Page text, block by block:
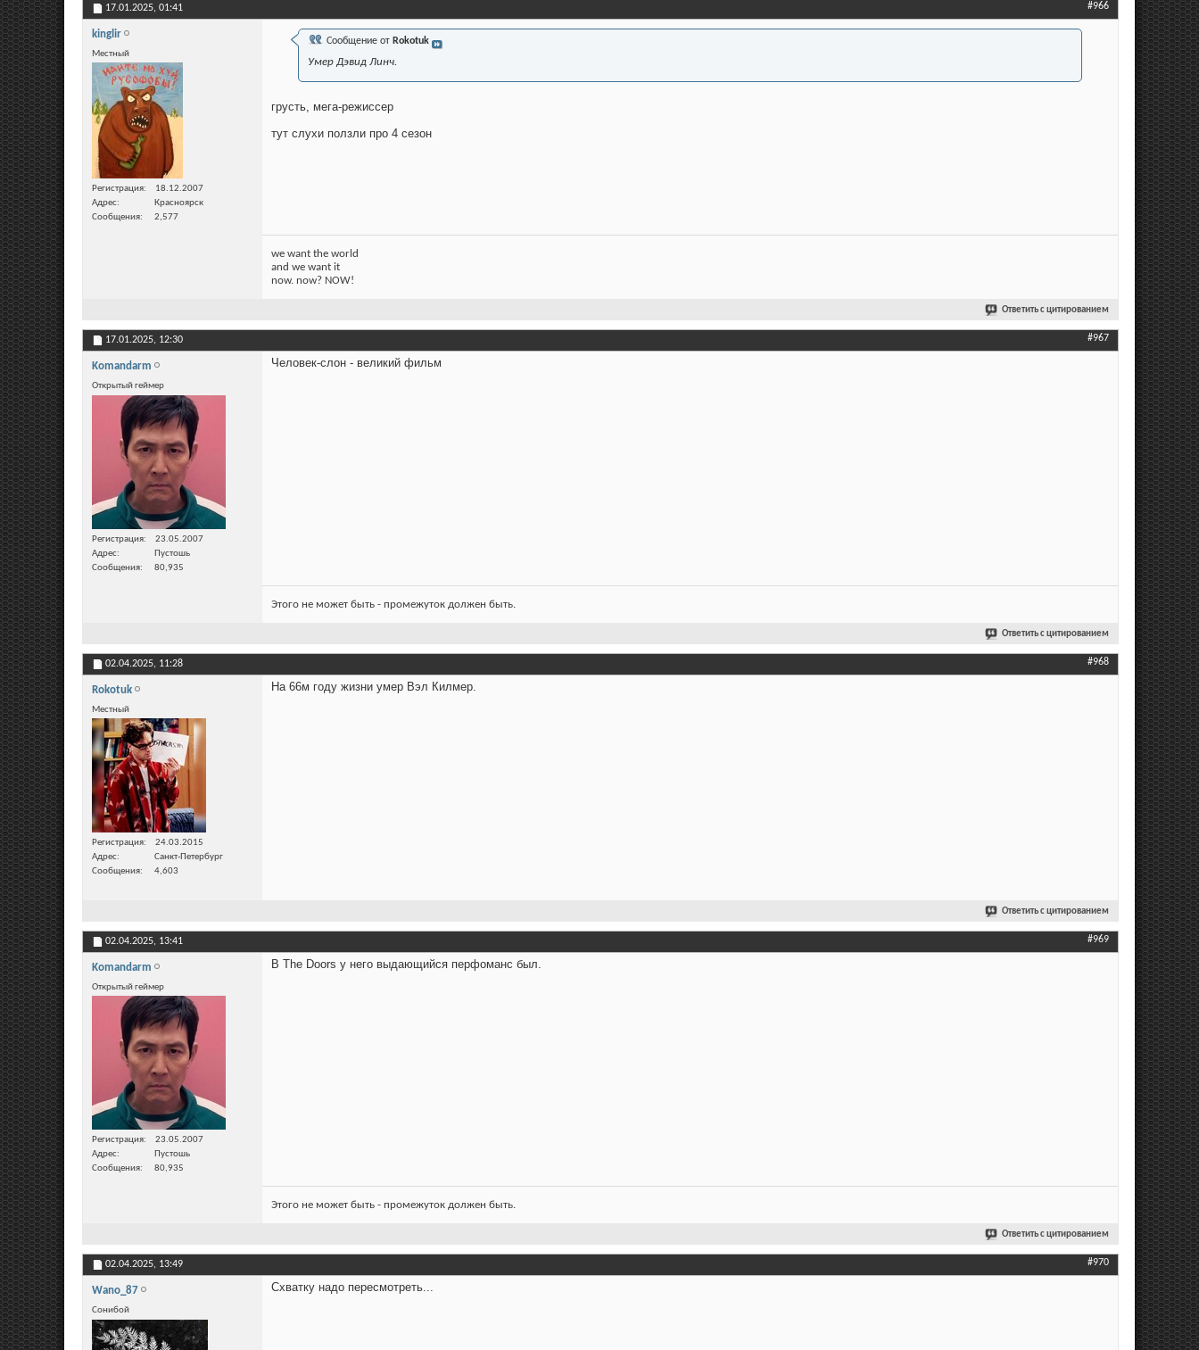
17.01.2025, 01:41 #966
kinglir
Местный
Регистрация
18.12.2007
Адрес
Красноярск
Сообщения
2,577
Сообщение от Rokotuk
Умер Дэвид Линч.
грусть, мега-режиссер
тут слухи ползли про 4 сезон
we want the world
and we want it
now. now? NOW!
Ответить с цитированием
17.01.2025, 12:30 #967
Komandarm
Открытый геймер
Регистрация
23.05.2007
Адрес
Пустошь
Сообщения
80,935
Человек-слон - великий фильм
Этого не может быть - промежуток должен быть.
Ответить с цитированием
02.04.2025, 11:28 #968
Rokotuk
Местный
Регистрация
24.03.2015
Адрес
Санкт-Петербург
Сообщения
4,603
На 66м году жизни умер Вэл Килмер.
Ответить с цитированием
02.04.2025, 13:41 #969
Komandarm
Открытый геймер
Регистрация
23.05.2007
Адрес
Пустошь
Сообщения
80,935
В The Doors у него выдающийся перфоманс был.
Этого не может быть - промежуток должен быть.
Ответить с цитированием
02.04.2025, 13:49 #970
Wano_87
Сонибой
Схватку надо пересмотреть...